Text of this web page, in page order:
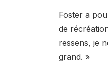
Foster a
de
ressens, je
grand. »